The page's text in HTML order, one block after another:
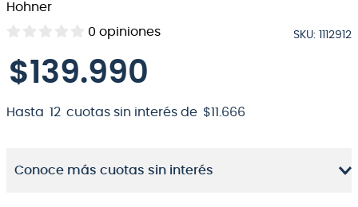
Hohner
0 opiniones SKU: 1112912
$139.990
Hasta 12 cuotas sin interés de $11 666
Conoce más cuotas sin interés
10
violin